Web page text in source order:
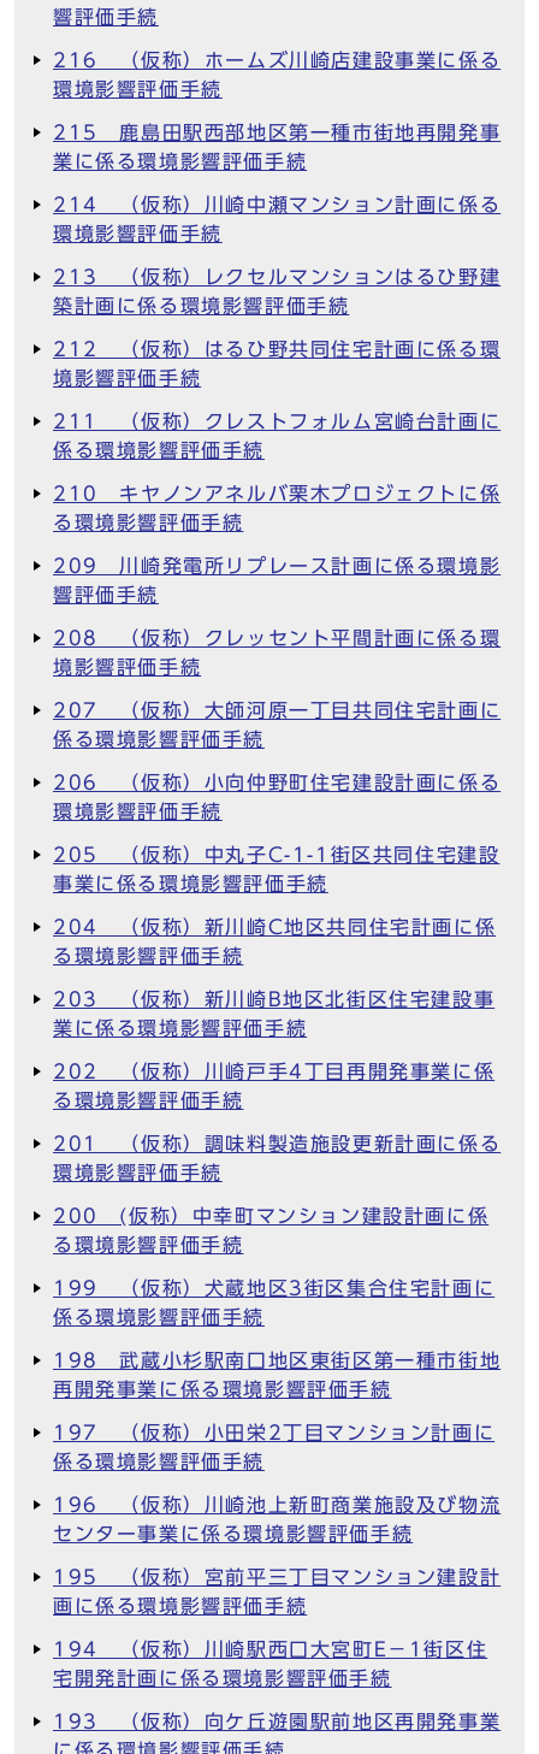
響評価手続
216 （仮称）ホームズ川崎店建設事業に係る
環境影響評価手続
215 鹿島田駅西部地区第一種市街地再開発事
業に係る環境影響評価手続
214 （仮称）川崎中瀬マンション計画に係る
環境影響評価手続
213 （仮称）レクセルマンションはるひ野建
築計画に係る環境影響評価手続
212 （仮称）はるひ野共同住宅計画に係る環
境影響評価手続
211 （仮称）クレストフォルム宮崎台計画に
係る環境影響評価手続
210 キヤノンアネルバ栗木プロジェクトに係
る環境影響評価手続
209 川崎発電所リプレース計画に係る環境影
響評価手続
208 （仮称）クレッセント平間計画に係る環
境影響評価手続
207 （仮称）大師河原一丁目共同住宅計画に
係る環境影響評価手続
206 （仮称）小向仲野町住宅建設計画に係る
環境影響評価手続
205 （仮称）中丸子C-1-1街区共同住宅建設
事業に係る環境影響評価手続
204 （仮称）新川崎C地区共同住宅計画に係
る環境影響評価手続
203 （仮称）新川崎B地区北街区住宅建設事
業に係る環境影響評価手続
202 （仮称）川崎戸手4丁目再開発事業に係
る環境影響評価手続
201 （仮称）調味料製造施設更新計画に係る
環境影響評価手続
200 (仮称）中幸町マンション建設計画に係
る環境影響評価手続
199 （仮称）犬蔵地区3街区集合住宅計画に
係る環境影響評価手続
198 武蔵小杉駅南口地区東街区第一種市街地
再開発事業に係る環境影響評価手続
197 （仮称）小田栄2丁目マンション計画に
係る環境影響評価手続
196 （仮称）川崎池上新町商業施設及び物流
センター事業に係る環境影響評価手続
195 （仮称）宮前平三丁目マンション建設計
画に係る環境影響評価手続
194 （仮称）川崎駅西口大宮町E－1街区住
宅開発計画に係る環境影響評価手続
193 （仮称）向ケ丘遊園駅前地区再開発事業